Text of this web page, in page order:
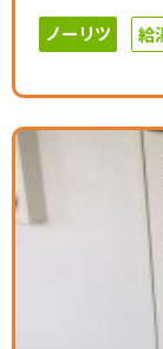
ノーリツ 給